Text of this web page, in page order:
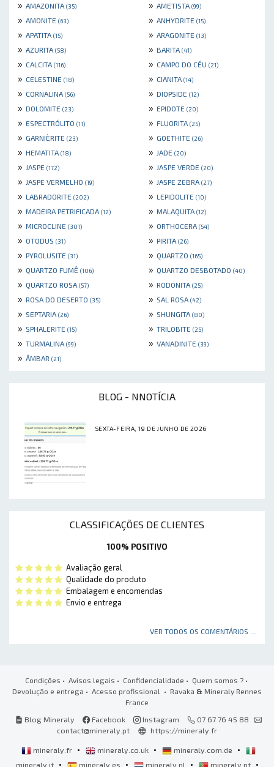
» AMAZONITA (35) » AMETISTA (99)
» AMONITE (63) » ANHYDRITE (15)
» APATITA (15) » ARAGONITE (13)
» AZURITA (58) » BARITA (41)
» CALCITA (116) » CAMPO DO CÉU (21)
» CELESTINE (18) » CIANITA (14)
» CORNALINA (56) » DIOPSIDE (12)
» DOLOMITE (23) » EPIDOTE (20)
» ESPECTRÓLITO (11) » FLUORITA (25)
» GARNIÈRITE (23) » GOETHITE (26)
» HEMATITA (18) » JADE (20)
» JASPE (172) » JASPE VERDE (20)
» JASPE VERMELHO (19) » JASPE ZEBRA (27)
» LABRADORITE (202) » LEPIDOLITE (10)
» MADEIRA PETRIFICADA (12) » MALAQUITA (12)
» MICROCLINE (301) » ORTHOCERA (54)
» OTODUS (31) » PIRITA (26)
» PYROLUSITE (31) » QUARTZO (165)
» QUARTZO FUMÊ (106) » QUARTZO DESBOTADO (40)
» QUARTZO ROSA (57) » RODONITA (25)
» ROSA DO DESERTO (35) » SAL ROSA (42)
» SEPTARIA (26) » SHUNGITA (80)
» SPHALERITE (15) » TRILOBITE (25)
» TURMALINA (99) » VANADINITE (39)
» ÂMBAR (21)
BLOG - NNOTÍCIA
SEXTA-FEIRA, 19 DE JUNHO DE 2026
CLASSIFICAÇÕES DE CLIENTES
100% POSITIVO
Avaliação geral
Qualidade do produto
Embalagem e encomendas
Envio e entrega
VER TODOS OS COMENTÁRIOS ...
Condições • Avisos legais • Confidencialidade • Quem somos ?•
Devolução e entrega • Acesso profissional • Ravaka & Mineraly Rennes
France
Blog Mineraly
Facebook Instagram
07 67 76 45 88
contact@mineraly.pt
https://mineraly.fr
mineraly.fr • mineraly.co.uk • mineraly.com.de •
mineraly.it • mineraly.es • mineraly.nl • mineraly.pt •